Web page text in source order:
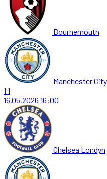
Bournemouth
Manchester City
1 1
16.05.2026 16:00
Chelsea Londyn